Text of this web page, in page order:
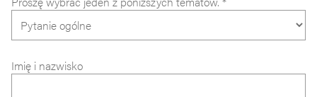
Imię i nazwisko